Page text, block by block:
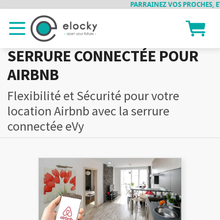
PARRAINEZ VOS PROCHES,
SERRURE CONNECTÉE POUR
AIRBNB
Flexibilité et Sécurité pour votre
location Airbnb avec la serrure
connectée eVy